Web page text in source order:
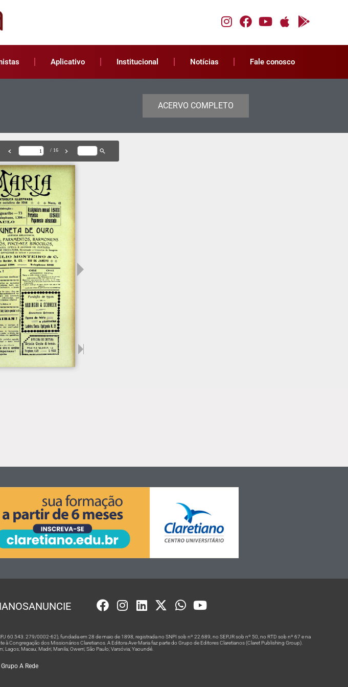
Aplicativo Institucional Notícias Fale conosco
ACERVO COMPLETO
ANUNCIE
60.543. 279/0002-62), fundada em 28 de maio de 1898, registrada no SNPI sob nº 22.689, no SEPJR sob nº 50, no RTD sob nº 67 e na
à Congregação dos Missionários Claretianos. A Editora Ave-Maria faz parte do Grupo de Editores Claretianos (Claret Publishing Group).
Lagos; Macau; Madri; Manila; Owerri; São Paulo; Varsóvia; Yaoundé.
A Rede